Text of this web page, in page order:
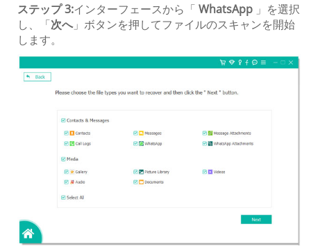
ステップ 3:インターフェースから「 WhatsApp 」を選択
し、「次へ」ボタンを押してファイルのスキャンを開始
します。